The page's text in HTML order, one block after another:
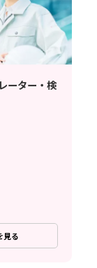
ーター・検
見る